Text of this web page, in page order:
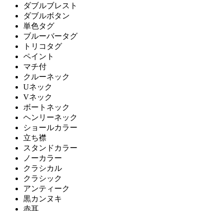
ダブルブレスト
ダブルボタン
単色タグ
ブルーバータグ
トリコタグ
ペイント
マチ付
クルーネック
Uネック
Vネック
ボートネック
ヘンリーネック
ショールカラー
立ち襟
スタンドカラー
ノーカラー
クラシカル
クラシック
アンティーク
黒カンヌキ
赤耳